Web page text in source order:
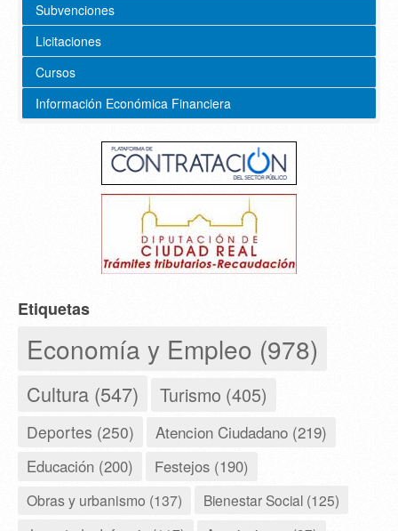
Subvenciones
Licitaciones
Cursos
Información Económica Financiera
Etiquetas
Economía y Empleo (978)
Cultura (547) Turismo (405)
Deportes (250) Atencion Ciudadano (219)
Educación (200) Festejos (190)
Obras y urbanismo (137)
Bienestar Social (125)